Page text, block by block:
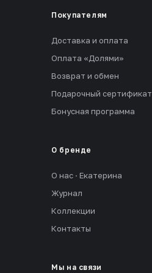
Покупателям
Доставка и оплата
Оплата «Долями»
Возврат и обмен
Подарочный сертификат
Бонусная программа
О бренде
О нас · Екатерина
Журнал
Коллекции
Контакты
Мы на связи